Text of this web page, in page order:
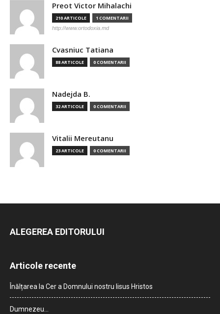
Preot Victor Mihalachi
210 ARTICOLE 1 COMENTARII
http://www.ortodoxia.md
Cvasniuc Tatiana
88 ARTICOLE 0 COMENTARII
Nadejda B.
32 ARTICOLE 0 COMENTARII
Vitalii Mereutanu
23 ARTICOLE 0 COMENTARII
ALEGEREA EDITORULUI
Articole recente
Înălțarea la Cer a Domnului nostru Iisus Hristos
Dumnezeu…